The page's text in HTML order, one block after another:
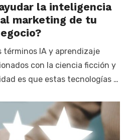
la inteligencia
marketing de tu
términos IA y aprendizaje
con la ciencia ficción y
es que estas tecnologías …